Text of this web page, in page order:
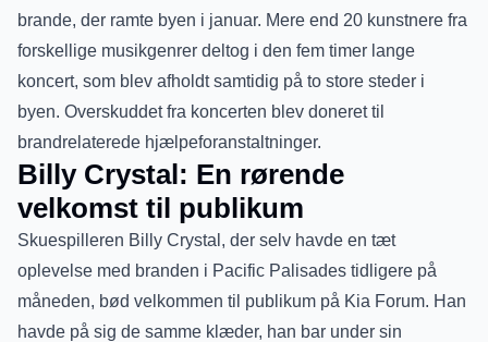
brande, der ramte byen i januar. Mere end 20 kunstnere fra
forskellige musikgenrer deltog i den fem timer lange
koncert, som blev afholdt samtidig på to store steder i
byen. Overskuddet fra koncerten blev doneret til
brandrelaterede hjælpeforanstaltninger.
Billy Crystal: En rørende
velkomst til publikum
Skuespilleren Billy Crystal, der selv havde en tæt
oplevelse med branden i Pacific Palisades tidligere på
måneden, bød velkommen til publikum på Kia Forum. Han
havde på sig de samme klæder, han bar under sin